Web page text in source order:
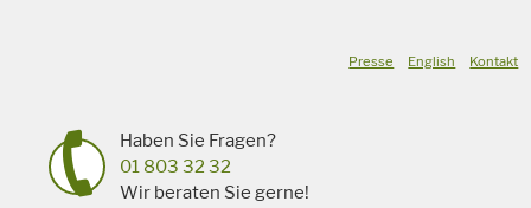
Presse English Kontakt
Haben Sie Fragen?
01 803 32 32
Wir beraten Sie gerne!